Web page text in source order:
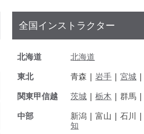
全国インストラクター
北海道
北海道
東北
青森 |岩手 |宮城
関東甲信越
茨城 |栃木 | 群馬
中部
新潟 |富山 |石川
知